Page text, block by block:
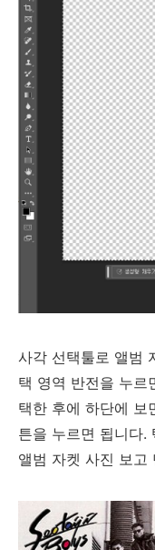
사각 선택툴로 앨범
택 영역 반전을 누르
택한 후에 하단에 보
튼을 누르면 됩니다.
앨범 자켓 사진 보고